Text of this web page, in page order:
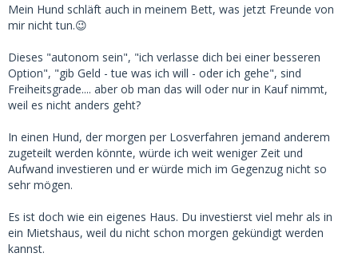
Mein Hund schläft auch in meinem Bett, was jetzt Freunde von
mir nicht tun.😉
Dieses "autonom sein", "ich verlasse dich bei einer besseren
Option", "gib Geld - tue was ich will - oder ich gehe", sind
Freiheitsgrade.... aber ob man das will oder nur in Kauf nimmt,
weil es nicht anders geht?
In einen Hund, der morgen per Losverfahren jemand anderem
zugeteilt werden könnte, würde ich weit weniger Zeit und
Aufwand investieren und er würde mich im Gegenzug nicht so
sehr mögen.
Es ist doch wie ein eigenes Haus. Du investierst viel mehr als in
ein Mietshaus, weil du nicht schon morgen gekündigt werden
kannst.